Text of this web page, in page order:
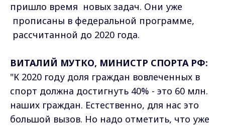
пришло время новых задач. Они уже
прописаны в федеральной программе,
рассчитанной до 2020 года.
ВИТАЛИЙ МУТКО, МИНИСТР СПОРТА РФ:
"К 2020 году доля граждан вовлеченных в
спорт должна достигнуть 40% - это 60 млн.
наших граждан. Естественно, для нас это
большой вызов. Но надо отметить, что уже